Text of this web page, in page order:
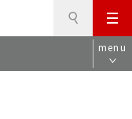
メ
ニ
ュ
menu